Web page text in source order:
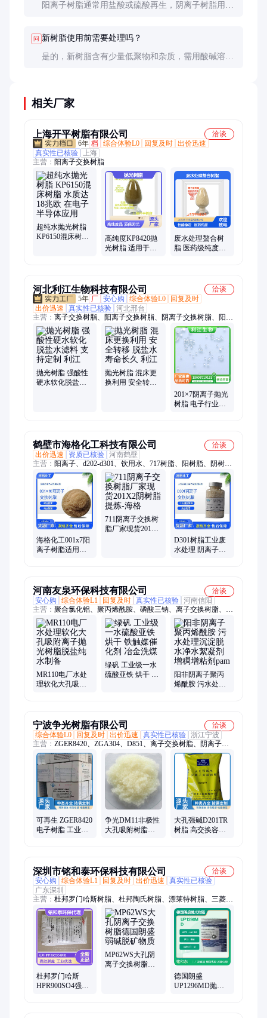
阳离子树脂通常用盐酸或硫酸再生，阴离子树脂用氢
问 新树脂使用前需要处理吗？
是的，新树脂含有少量低聚物和杂质，需用酸碱溶液
相关厂家
上海开平树脂有限公司
洽谈
6年 档 综合体验L0 回复及时 出价迅速
真实性已核验
上海
主营： 阳离子交换树脂
超纯水抛光树脂
KP6150混床树脂
高纯度KP8420抛
光树脂 适用于各
废水处理螯合树
脂 医药级纯度保
河北利江生物科技有限公司
洽谈
5年 厂 安心购 综合体验L0
回复及时
出价迅速
真实性已核验 河北邢台
主营： 离子交换树脂、阳离子交换树脂、阴离子交换树脂、阳树
脂、阴树脂、阴阳离子交换树脂、阴阳树脂、软水树脂、混床树
脂、抛光树脂、001x7 树脂、软化水树脂、除盐水树脂、超纯水
树脂、食品饮料水处理树脂、净水设备树脂
抛光树脂 强酸性
硬水软化脱盐水
抛光树脂 混床更
换利用 安全转移
201×7阴离子抛光
树脂 电子行业超
鹤壁市海格化工科技有限公司
洽谈
出价迅速
资质已核验 河南鹤壁
主营： 阳离子、d202-d301、饮用水、717树脂、阳树脂、阴树
脂、d001树脂、d201树脂、软化树脂、专用树脂、树脂海格、树
脂锅炉、交换树脂、大孔树脂、树脂诚信、混床树脂、锅炉软化
水、食品级树脂、d301-d308、d001sc-d113、717阴离子、纯水制
备、711阴离子、分离提纯
海格化工001x7阳
离子树脂适用于
711阴离子交换树
脂厂家现货201X2
D301树脂工业废
水处理 阴离子交
河南友泉环保科技有限公司
洽谈
安心购
综合体验L1 回复及时 真实性已核验 河南信阳
主营： 聚合氯化铝、聚丙烯酰胺、磷酸三钠、离子交换树脂、工
业葡萄糖、硫酸亚铁、活性炭
MR110电厂水处
理软化大孔吸附
绿矾 工业级一水
硫酸亚铁 烘干 铁
阳非阴离子聚丙
烯酰胺 污水处理
宁波争光树脂有限公司
洽谈
综合体验L0
回复及时 出价迅速 真实性已核验 浙江宁波
主营： ZGER8420、ZGA304、D851、离子交换树脂、阴离子交
换树脂、强碱阴离子交换树脂、大孔吸附树脂、提铀树脂、强酸
型阳离子交换树脂、阳离子交换树脂、螯合型离子交换树脂、混
床离子交换树脂、树脂、含酚废水树脂、氨基膦酸树脂、工业级
大孔吸附树脂、预处理软化树脂、非极性大孔树脂、大孔阴树
脂、软水树脂、D314、D840、ZGA398、ZGC108DQ、CD550
可再生 ZGER8420
电子树脂 工业超
争光DM11非极性
大孔吸附树脂用
大孔强碱D201TR
树脂 高交换容量
深圳市铭和泰环保科技有限公司
洽谈
安心购
综合体验L1 回复及时 出价迅速
真实性已核验
广东深圳
主营： 杜邦罗门哈斯树脂、杜邦陶氏树脂、漂莱特树脂、三菱树
脂
杜邦罗门哈斯
HPR900SO4强碱
MP62WS大孔阴
离子交换树脂德
德国朗盛
UP1296MD抛光